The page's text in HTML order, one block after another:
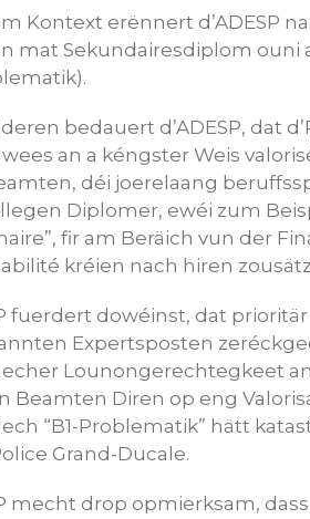
Kontext erënnert d’ADESP
mat Sekundairesdiplom ouni
bedauert d’ADESP, dat
an a kéngster Weis
déi joerelaang
Diplomer, ewéi zum
fir am Beräich vun der
kréien nach hiren
fuerdert dowéinst, dat
Expertsposten
Lounongerechtegkeet
Beamten Diren op eng
“B1-Problematik” hätt
Grand-Ducale.
mecht drop opmierksam,